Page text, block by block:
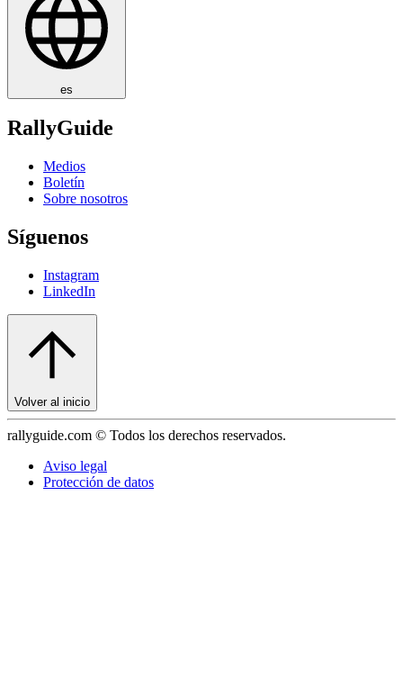
es
RallyGuide
Medios
Boletín
Sobre nosotros
Síguenos
Instagram
LinkedIn
Volver al inicio
rallyguide.com © Todos los derechos reservados.
Aviso legal
Protección de datos